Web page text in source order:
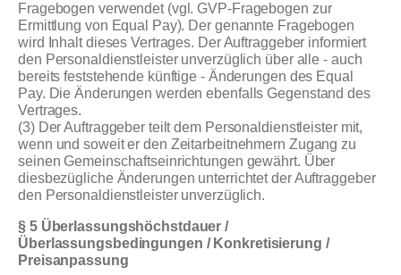
Fragebogen verwendet (vgl. GVP-Fragebogen zur
Ermittlung von Equal Pay). Der genannte Fragebogen
wird Inhalt dieses Vertrages. Der Auftraggeber informiert
den Personaldienstleister unverzüglich über alle - auch
bereits feststehende künftige - Änderungen des Equal
Pay. Die Änderungen werden ebenfalls Gegenstand des
Vertrages.
(3) Der Auftraggeber teilt dem Personaldienstleister mit,
wenn und soweit er den Zeitarbeitnehmern Zugang zu
seinen Gemeinschaftseinrichtungen gewährt. Über
diesbezügliche Änderungen unterrichtet der Auftraggeber
den Personaldienstleister unverzüglich.
§ 5 Überlassungshöchstdauer /
Überlassungsbedingungen / Konkretisierung /
Preisanpassung